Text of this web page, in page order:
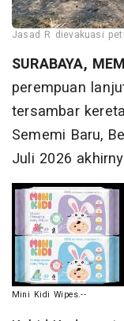
Jasad R dievakuasi
SURABAYA,
perempuan
tersambar
Sememi Baru,
Juli 2026
Mini Kidi Wipes.--